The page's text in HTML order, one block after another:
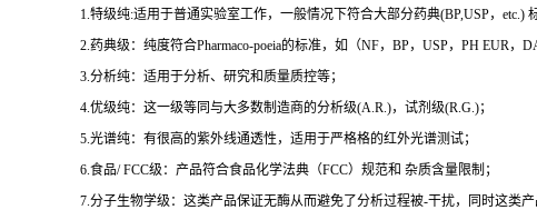
1.特级纯:适用于普通实验室工作，一般情况下符合大部分药典(BP,USP，etc.)
2.药典级：纯度符合Pharmaco-poeia的标准，如（NF，BP，USP，PH EUR，
3.分析纯：适用于分析、研究和质量质控等；
4.优级纯：这一级等同与大多数制造商的分析级(A.R.)，试剂级(R.G.)；
5.光谱纯：有很高的紫外线通透性，适用于严格格的红外光谱测试；
6.食品/ FCC级：产品符合食品化学法典（FCC）规范和 杂质含量限制；
7.分子生物学级：这类产品保证无酶从而避免了分析过程被-干扰，同时这类